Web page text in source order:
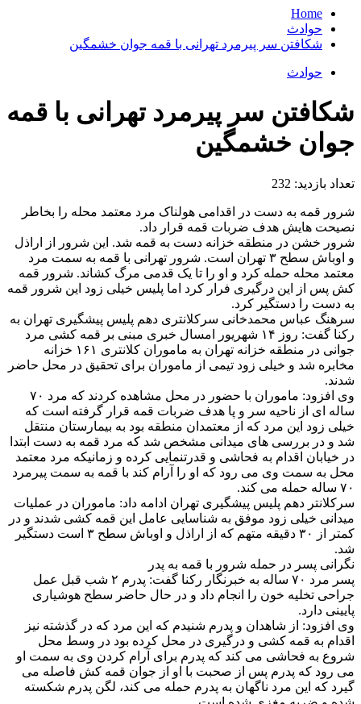
Home
حوادث
شکافتن سر پیرمرد تهرانی با قمه جوان خشمگین
حوادث
شکافتن سر پیرمرد تهرانی با قمه
جوان خشمگین
تعداد بازدید: 232
شرور قمه به دست در اقدامی هولناک مرد معتمد محله را بخاطر
نصیحت هایش هدف ضربات قمه قرار داد.
شرور خشن در منطقه خزانه دست به قمه شد. این شرور از اراذل
و اوباش سطح ۳ تهران است. شرور تهرانی با قمه به سمت مرد
معتمد محله حمله کرد و او را تا یک قدمی مرگ کشاند. شرور قمه
کش پس از این درگیری فرار کرد اما پلیس خیلی زود این شرور قمه
به دست را دستگیر کرد.
سرهنگ عباس محمدخانی سرکلانتری دهم پلیس پیشگیری تهران به
رکنا گفت: روز ۱۴ شهریور امسال خبری مبنی بر قمه کشی مرد
جوانی در منطقه خزانه تهران به ماموران کلانتری ۱۶۱ خزانه
مخابره شد و خیلی زود تیمی از ماموران برای تحقیق در محل حاضر
شدند.
وی افزود: ماموران با حضور در محل مشاهده کردند که مرد ۷۰
ساله ای از ناحیه سر و پا هدف ضربات قمه قرار گرفته است که
خیلی زود این مرد که از معتمدان منطقه بود به بیمارستان منتقل
شد و در بررسی های میدانی مشخص شد که مرد قمه به دست ابتدا
در خیابان اقدام به فحاشی و قدرتنمایی کرده و زمانیکه مرد معتمد
محل به سمت وی می رود که او را آرام کند با قمه به سمت پیرمرد
۷۰ ساله حمله می کند.
سرکلانتر دهم پلیس پیشگیری تهران ادامه داد: ماموران در عملیات
میدانی خیلی زود موفق به شناسایی عامل این قمه کشی شدند و در
کمتر از ۳۰ دقیقه متهم که از اراذل و اوباش سطح ۳ است دستگیر
شد.
نگرانی پسر در حمله شرور با قمه به پدر
پسر مرد ۷۰ ساله به خبرنگار رکنا گفت: پدرم ۲ شب قبل عمل
جراحی تخلیه خون را انجام داد و در حال حاضر سطح هوشیاری
پایینی دارد.
وی افزود: از شاهدان و پدرم شنیدم که این مرد که در گذشته نیز
اقدام به قمه کشی و درگیری در محل کرده بود در وسط محل
شروع به فحاشی می کند که پدرم برای آرام کردن وی به سمت او
می رود که پدرم پس از صحبت با او از جوان قمه کش فاصله می
گیرد که این مرد ناگهان به پدرم حمله می کند، لگن پدرم شکسته